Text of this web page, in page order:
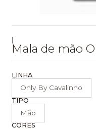
Mala de mão
LINHA
Only By Cavalinho
TIPO
Mão
CORES